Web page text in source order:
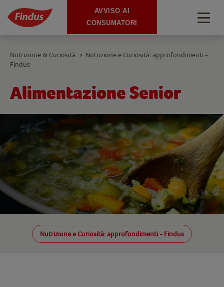
Alimentazione Senior
Nutrizione e Curiosità: approfondimenti - Findus
Nutrizione & Curiosità > Nutrizione e Curiosità: approfondimenti -
Findus
AVVISO AI
CONSUMATORI